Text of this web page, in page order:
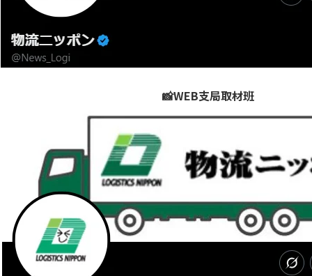
📸WEB支局取材班